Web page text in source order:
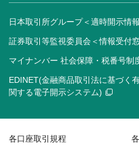
日本取引所グループ＜適時開示情
証券取引等監視委員会＜情報受付
マイナンバー 社会保障・税番号制
EDINET(金融商品取引法に基づく
関する電子開示システム)
各口座取引規程